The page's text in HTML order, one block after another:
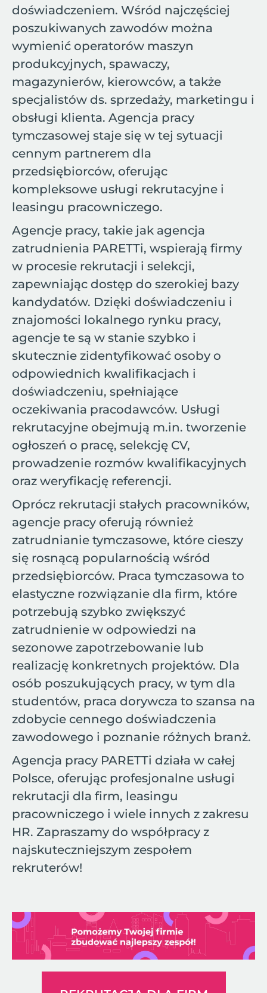
doświadczeniem. Wśród najczęściej
poszukiwanych zawodów można
wymienić operatorów maszyn
produkcyjnych, spawaczy,
magazynierów, kierowców, a także
specjalistów ds. sprzedaży, marketingu i
obsługi klienta. Agencja pracy
tymczasowej staje się w tej sytuacji
cennym partnerem dla
przedsiębiorców, oferując
kompleksowe usługi rekrutacyjne i
leasingu pracowniczego.
Agencje pracy, takie jak agencja
zatrudnienia PARETTi, wspierają firmy
w procesie rekrutacji i selekcji,
zapewniając dostęp do szerokiej bazy
kandydatów. Dzięki doświadczeniu i
znajomości lokalnego rynku pracy,
agencje te są w stanie szybko i
skutecznie zidentyfikować osoby o
odpowiednich kwalifikacjach i
doświadczeniu, spełniające
oczekiwania pracodawców. Usługi
rekrutacyjne obejmują m.in. tworzenie
ogłoszeń o pracę, selekcję CV,
prowadzenie rozmów kwalifikacyjnych
oraz weryfikację referencji.
Oprócz rekrutacji stałych pracowników,
agencje pracy oferują również
zatrudnianie tymczasowe, które cieszy
się rosnącą popularnością wśród
przedsiębiorców. Praca tymczasowa to
elastyczne rozwiązanie dla firm, które
potrzebują szybko zwiększyć
zatrudnienie w odpowiedzi na
sezonowe zapotrzebowanie lub
realizację konkretnych projektów. Dla
osób poszukujących pracy, w tym dla
studentów, praca dorywcza to szansa na
zdobycie cennego doświadczenia
zawodowego i poznanie różnych branż.
Agencja pracy PARETTi działa w całej
Polsce, oferując profesjonalne usługi
rekrutacji dla firm, leasingu
pracowniczego i wiele innych z zakresu
HR. Zapraszamy do współpracy z
najskuteczniejszym zespołem
rekruterów!